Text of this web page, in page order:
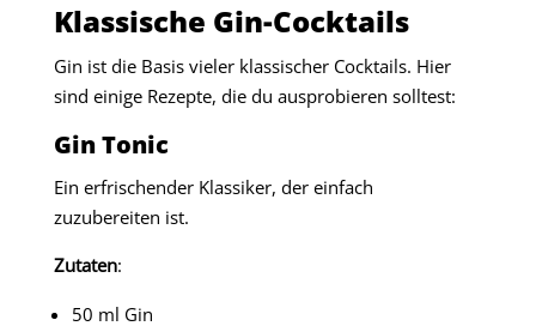
Klassische Gin-Cocktails
Gin ist die Basis vieler klassischer Cocktails. Hier
sind einige Rezepte, die du ausprobieren solltest:
Gin Tonic
Ein erfrischender Klassiker, der einfach
zuzubereiten ist.
Zutaten:
50 ml Gin